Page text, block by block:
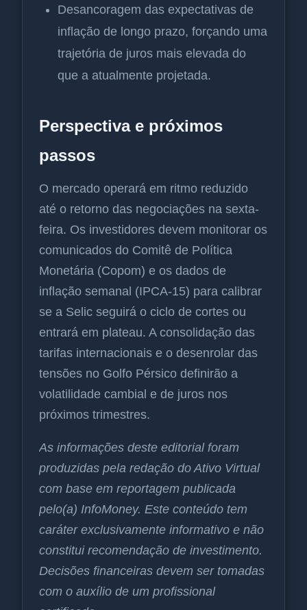
Desancoragem das expectativas de
inflação de longo prazo, forçando uma
trajetória de juros mais elevada do
que a atualmente projetada.
Perspectiva e próximos
passos
O mercado operará em ritmo reduzido
até o retorno das negociações na sexta-
feira. Os investidores devem monitorar os
comunicados do Comitê de Política
Monetária (Copom) e os dados de
inflação semanal (IPCA-15) para calibrar
se a Selic seguirá o ciclo de cortes ou
entrará em plateau. A consolidação das
tarifas internacionais e o desenrolar das
tensões no Golfo Pérsico definirão a
volatilidade cambial e de juros nos
próximos trimestres.
As informações deste editorial foram
produzidas pela redação do Ativo Virtual
com base em reportagem publicada
pelo(a) InfoMoney. Este conteúdo tem
caráter exclusivamente informativo e não
constitui recomendação de investimento.
Decisões financeiras devem ser tomadas
com o auxílio de um profissional